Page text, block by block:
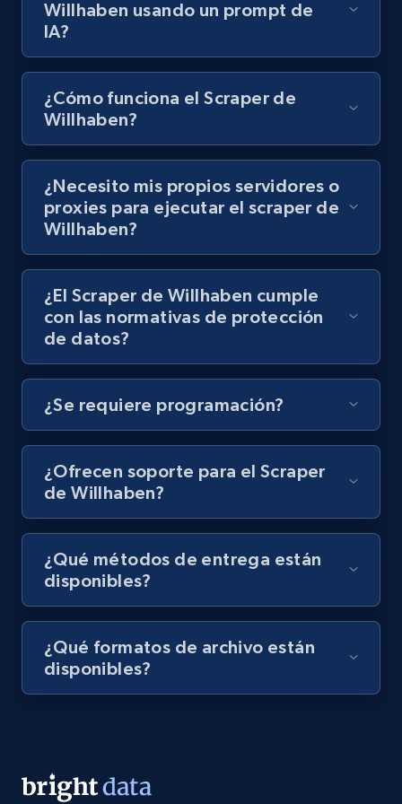
Video length, Likes, Views, and more.
8.1K+ 716+ Prueba gratuita
Youtube - Videos posts - Discovery records
by Explore page URL
URL, Title, Youtuber, Youtuber md5, Video url,
Video length, Likes, Views, and more.
Youtube - Videos posts - Discovery videos
URL, Title, Youtuber, Youtuber md5, Video url,
Video length, Likes, Views, and more.
8.1K+ 716+ Prueba gratuita
Amazon Reviews
URL, Product name, Product rating, Product
rating object, Product rating max, Rating,
Author name, Asin, and more.
7.4K+ 872+
URL, Post id, Description, Create time, Digg
Willhaben usando un prompt de
IA?
¿Cómo funciona el Scraper de
Willhaben?
¿Necesito mis propios servidores o
proxies para ejecutar el scraper de
Willhaben?
¿El Scraper de Willhaben cumple
con las normativas de protección
de datos?
¿Se requiere programación?
¿Ofrecen soporte para el Scraper
de Willhaben?
¿Qué métodos de entrega están
disponibles?
¿Qué formatos de archivo están
disponibles?